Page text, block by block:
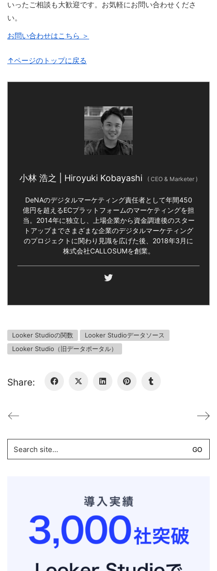
いったご相談も大歓迎です。お気軽にお問い合わせくださ
い。
お問い合わせはこちら ＞
↑ページのトップに戻る
小林 浩之 | Hiroyuki Kobayashi ( CEO & Marketer )
DeNAのデジタルマーケティング責任者として年間450
億円を超えるECプラットフォームのマーケティングを担
当。2014年に独立し、上場企業から資金調達後のスター
トアップまでさまざまな企業のデジタルマーケティング
のプロジェクトに関わり見識を広げた後、2018年3月に
株式会社CALLOSUMを創業。
Looker Studioの関数
Looker Studioデータソース
Looker Studio（旧データポータル）
Share:
for: